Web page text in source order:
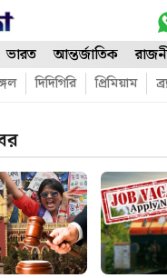
ভারত আন্তর্জাতিক
দিদিগিরি প্রিমিয়াম